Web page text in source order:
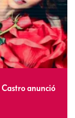
Castro anunció